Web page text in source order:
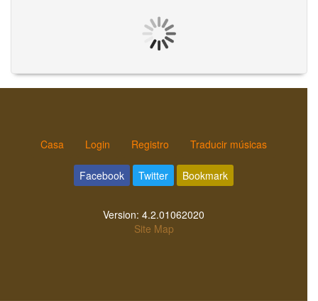
Casa Login Registro Traducir músicas
Facebook Twitter Bookmark
Version: 4.2.01062020
Site Map